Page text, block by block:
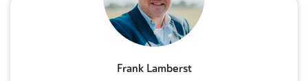
Frank Lamberst